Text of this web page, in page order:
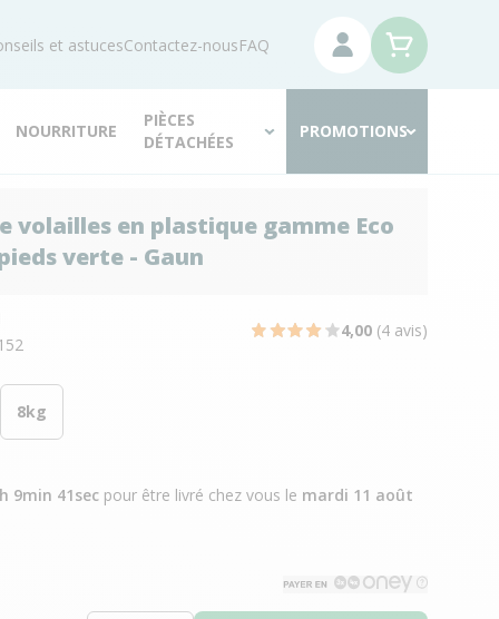
et astucesContactez-nousFAQ
NOURRITURE
PIÈCES
DÉTACHÉES
PROMOTIONS
volailles en plastique gamme Eco
verte - Gaun
4,00 (4 avis)
8kg
9min 40secpour être livré chez vous le mardi 11 août